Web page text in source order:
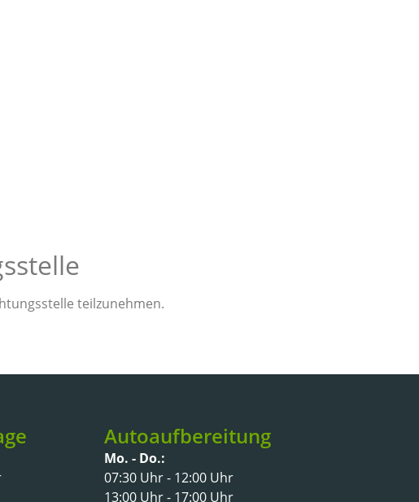
teilzunehmen.
Autoaufbereitung
Mo. - Do.:
07:30 Uhr - 12:00 Uhr
13:00 Uhr - 17:00 Uhr